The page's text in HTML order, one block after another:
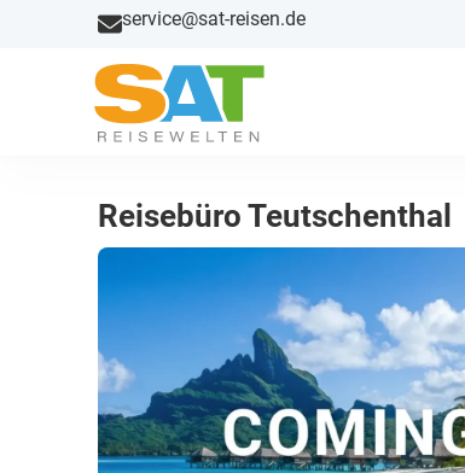
service@sat-reisen.de
Reisebüro Teutschenthal